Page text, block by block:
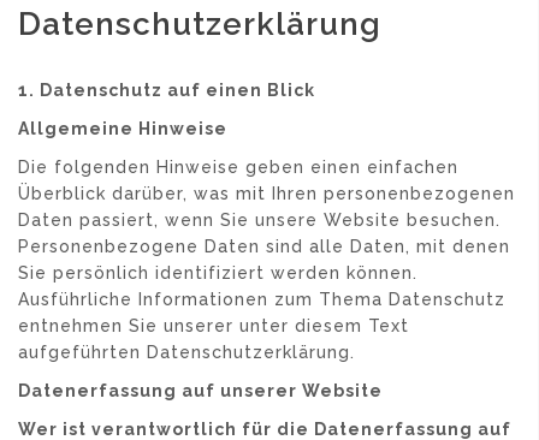
Datenschutzerklärung
1. Datenschutz auf einen Blick
Allgemeine Hinweise
Die folgenden Hinweise geben einen einfachen
Überblick darüber, was mit Ihren personenbezogenen
Daten passiert, wenn Sie unsere Website besuchen.
Personenbezogene Daten sind alle Daten, mit denen
Sie persönlich identifiziert werden können.
Ausführliche Informationen zum Thema Datenschutz
entnehmen Sie unserer unter diesem Text
aufgeführten Datenschutzerklärung.
Datenerfassung auf unserer Website
Wer ist verantwortlich für die Datenerfassung auf